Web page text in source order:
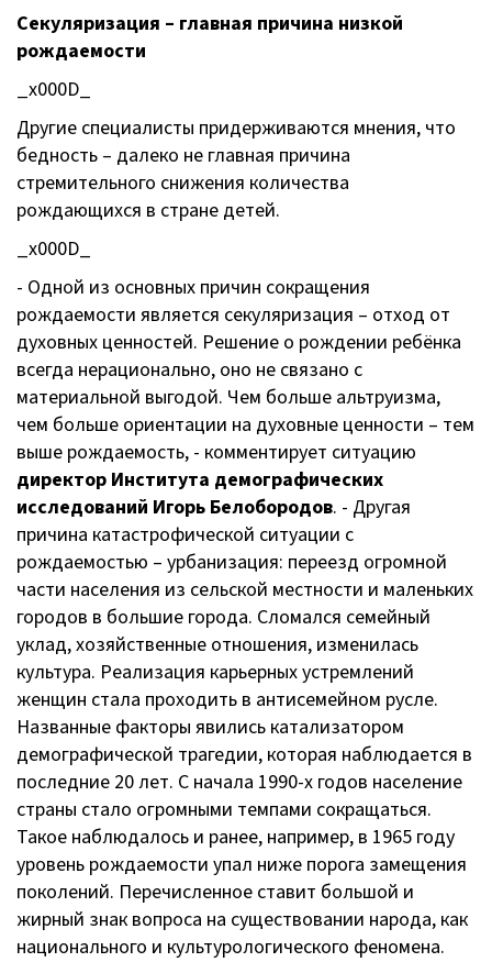
Секуляризация – главная причина низкой
рождаемости
_x000D_
Другие специалисты придерживаются мнения, что
бедность – далеко не главная причина
стремительного снижения количества
рождающихся в стране детей.
_x000D_
- Одной из основных причин сокращения
рождаемости является секуляризация – отход от
духовных ценностей. Решение о рождении ребёнка
всегда нерационально, оно не связано с
материальной выгодой. Чем больше альтруизма,
чем больше ориентации на духовные ценности – тем
выше рождаемость, - комментирует ситуацию
директор Института демографических
исследований Игорь Белобородов. - Другая
причина катастрофической ситуации с
рождаемостью – урбанизация: переезд огромной
части населения из сельской местности и маленьких
городов в большие города. Сломался семейный
уклад, хозяйственные отношения, изменилась
культура. Реализация карьерных устремлений
женщин стала проходить в антисемейном русле.
Названные факторы явились катализатором
демографической трагедии, которая наблюдается в
последние 20 лет. С начала 1990-х годов население
страны стало огромными темпами сокращаться.
Такое наблюдалось и ранее, например, в 1965 году
уровень рождаемости упал ниже порога замещения
поколений. Перечисленное ставит большой и
жирный знак вопроса на существовании народа, как
национального и культурологического феномена.